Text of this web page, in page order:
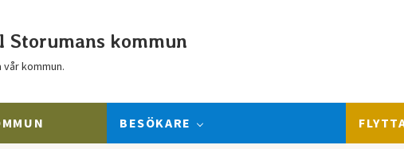
kommun
kommun.
BESÖKARE